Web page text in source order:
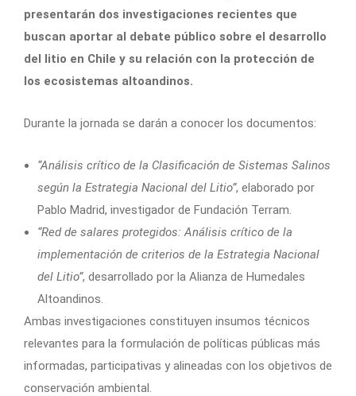
presentarán dos investigaciones recientes que
buscan aportar al debate público sobre el desarrollo
del litio en Chile y su relación con la protección de
los ecosistemas altoandinos.
Durante la jornada se darán a conocer los documentos:
“Análisis crítico de la Clasificación de Sistemas Salinos
según la Estrategia Nacional del Litio”, elaborado por
Pablo Madrid, investigador de Fundación Terram.
“Red de salares protegidos: Análisis crítico de la
implementación de criterios de la Estrategia Nacional
del Litio”, desarrollado por la Alianza de Humedales
Altoandinos.
Ambas investigaciones constituyen insumos técnicos
relevantes para la formulación de políticas públicas más
informadas, participativas y alineadas con los objetivos de
conservación ambiental.